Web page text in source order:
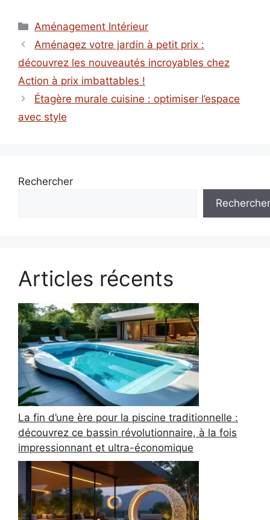
Catégories
Aménagement Intérieur
Aménagez votre jardin à petit prix :
découvrez les nouveautés incroyables chez
Action à prix imbattables !
Étagère murale cuisine : optimiser l’espace
avec style
Rechercher
Rechercher
Articles récents
La fin d’une ère pour la piscine traditionnelle :
découvrez ce bassin révolutionnaire, à la fois
impressionnant et ultra-économique